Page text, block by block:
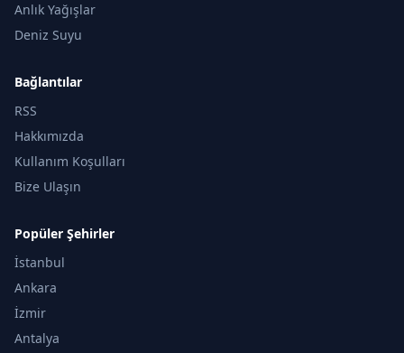
Anlık Yağışlar
Deniz Suyu
Bağlantılar
RSS
Hakkımızda
Kullanım Koşulları
Bize Ulaşın
Popüler Şehirler
İstanbul
Ankara
İzmir
Antalya